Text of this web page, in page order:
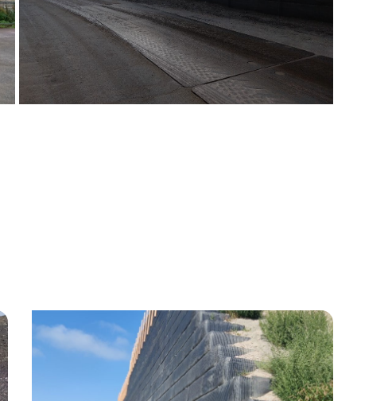
A16 ROTTERDAM –
VOORBELASTING K30A
Realisatie van een hoge gewapende